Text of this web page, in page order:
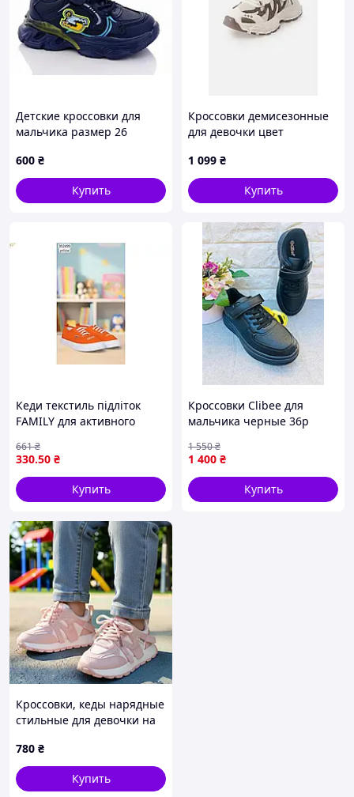
Детские кроссовки для
мальчика размер 26
Leopard темно-синие.
600 ₴
Купить
Кроссовки демисезонные
для девочки цвет
1 099 ₴
Купить
Кеди текстиль підліток
FAMILY для активного
підошвою р.32-37
330.50 ₴
661₴
Купить
Кроссовки Clibee для
мальчика черные 36р
1 400 ₴
1 550₴
Купить
Кроссовки, кеды нарядные
стильные для девочки на
780 ₴
Купить